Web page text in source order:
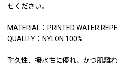
せください。
MATERIAL：PRINTED WATER
QUALITY：NYLON 100%
耐久性、撥水性に優れ、かつ肌離